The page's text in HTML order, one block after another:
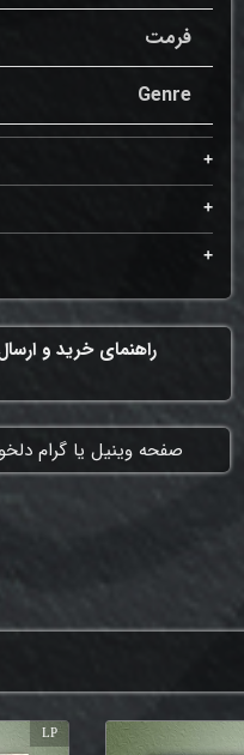
فرمت
Genre
راهنمای خرید و
​صفحه وینیل یا گرام
LP